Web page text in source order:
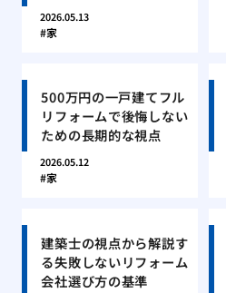
2026.05.13
家
500万円の一戸建てフル
リフォームで後悔しない
ための長期的な視点
2026.05.12
家
建築士の視点から解説す
る失敗しないリフォーム
会社選び方の基準